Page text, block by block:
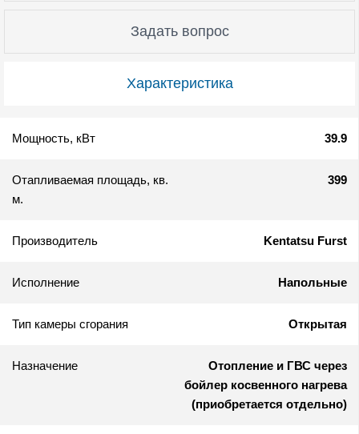
Характеристика
Задать вопрос
Мощность, кВт 39.9
Отапливаемая площадь, кв.
м.
399
Производитель Kentatsu Furst
Исполнение Напольные
Тип камеры сгорания Открытая
Назначение
Отопление и ГВС через
бойлер косвенного нагрева
(приобретается отдельно)